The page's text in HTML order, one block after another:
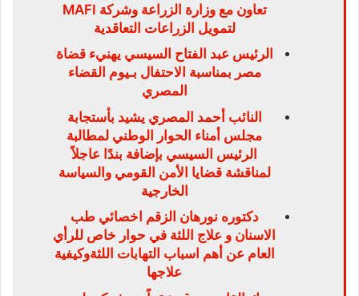
تعاون مع وزارة الزراعة وشركة MAFI
لتمويل الزراعات التعاقدية
الرئيس عبد الفتاح السيسي يهنيء قضاة
مصر بمناسبة الاحتفال بـيوم القضاء
المصري
النائب أحمد المصري يشيد بأستجابة
مجلس أمناء الحوار الوطني لمطالبة
الرئيس السيسي بإضافة بندًا عاجلاً
لمناقشة قضايا الأمن القومي والسياسة
الخارجية
دكتوره نورهان الزقم اخصائي طب
الاسنان و علاج اللثة في حوار خاص للرأي
العام عن أهم اسباب التهابات اللثةوكيفية
علاجها